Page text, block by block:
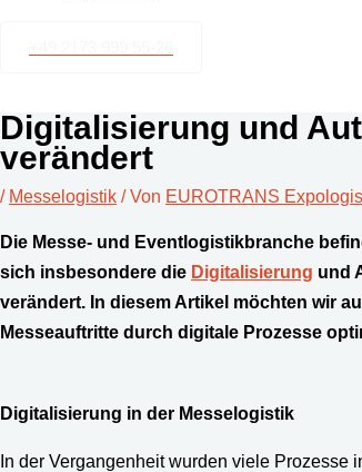
Digitalisierung und
verändert
/ Messelogistik / Von EUROTRANS
Die Messe- und Eventlogistikbranche
sich insbesondere die Digitalisierung und
verändert. In diesem Artikel möchten wir
Messeauftritte durch digitale Prozesse
Digitalisierung in der Messelogistik
In der Vergangenheit wurden viele